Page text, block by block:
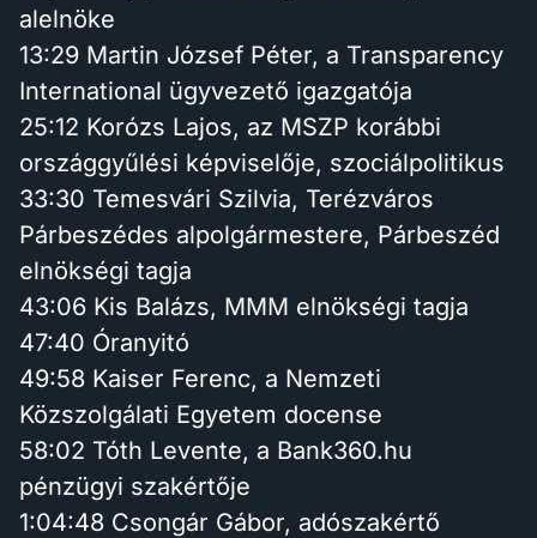
alelnöke
13:29 Martin József Péter, a Transparency
International ügyvezető igazgatója
25:12 Korózs Lajos, az MSZP korábbi
országgyűlési képviselője, szociálpolitikus
33:30 Temesvári Szilvia, Terézváros
Párbeszédes alpolgármestere, Párbeszéd
elnökségi tagja
43:06 Kis Balázs, MMM elnökségi tagja
47:40 Óranyitó
49:58 Kaiser Ferenc, a Nemzeti
Közszolgálati Egyetem docense
58:02 Tóth Levente, a Bank360.hu
pénzügyi szakértője
1:04:48 Csongár Gábor, adószakértő